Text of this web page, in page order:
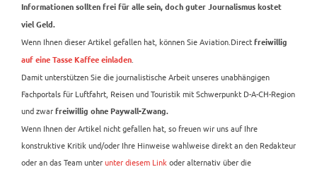
Informationen sollten frei für alle sein, doch guter Journalismus kostet
viel Geld.
Wenn Ihnen dieser Artikel gefallen hat, können Sie Aviation.Direct freiwillig
auf eine Tasse Kaffee einladen
Damit unterstützen Sie die journalistische Arbeit unseres unabhängigen
Fachportals für Luftfahrt, Reisen und Touristik mit Schwerpunkt D-A-CH-Region
und zwar freiwillig ohne Paywall-Zwang.
Wenn Ihnen der Artikel nicht gefallen hat, so freuen wir uns auf Ihre
konstruktive Kritik und/oder Ihre Hinweise wahlweise direkt an den Redakteur
oder an das Team unterunter diesem Link oder alternativ über die